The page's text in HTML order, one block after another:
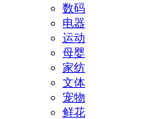
数码
电器
运动
母婴
家纺
文体
宠物
鲜花